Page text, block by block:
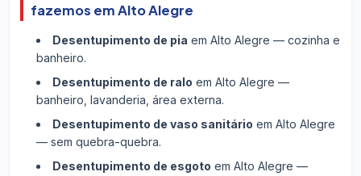
fazemos em Alto Alegre
Desentupimento de pia em Alto Alegre — cozinha e
banheiro.
Desentupimento de ralo em Alto Alegre —
banheiro, lavanderia, área externa.
Desentupimento de vaso sanitário em Alto Alegre
— sem quebra-quebra.
Desentupimento de esgoto em Alto Alegre —